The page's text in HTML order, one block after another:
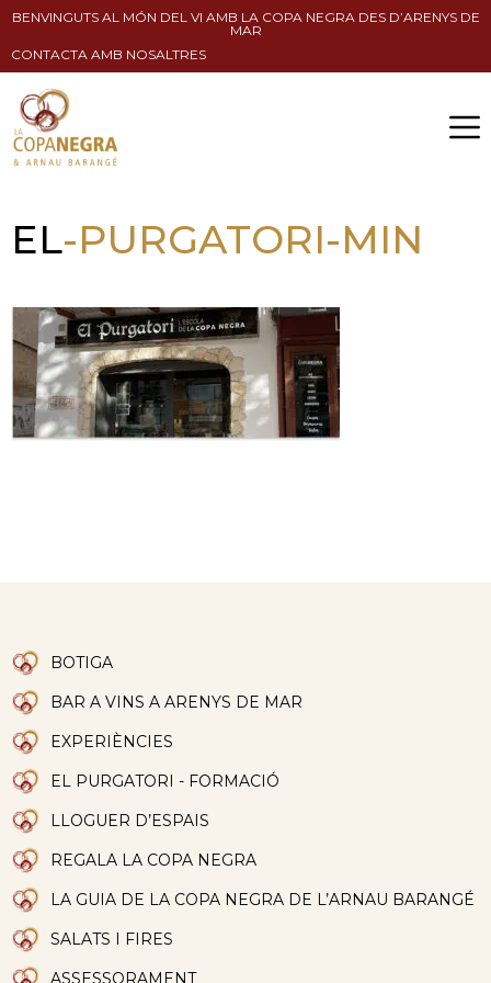
BENVINGUTS AL MÓN DEL VI AMB LA COPA NEGRA DES D’ARENYS DE
MAR
CONTACTA AMB NOSALTRES
EL-PURGATORI-MIN
BOTIGA
BAR A VINS A ARENYS DE MAR
EXPERIÈNCIES
EL PURGATORI - FORMACIÓ
LLOGUER D’ESPAIS
REGALA LA COPA NEGRA
LA GUIA DE LA COPA NEGRA DE L’ARNAU BARANGÉ
SALATS I FIRES
ASSESSORAMENT